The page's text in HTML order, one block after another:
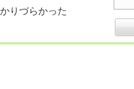
りづらかった